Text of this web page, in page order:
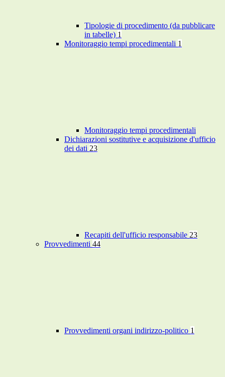
Tipologie di procedimento (da pubblicare
in tabelle) 1
Monitoraggio tempi procedimentali 1
Monitoraggio tempi procedimentali
Dichiarazioni sostitutive e acquisizione d'ufficio
dei dati 23
Recapiti dell'ufficio responsabile 23
Provvedimenti 44
Provvedimenti organi indirizzo-politico 1